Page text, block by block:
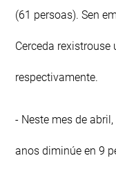
(61 persoas). Sen
Cerceda
respectivamente.
- Neste mes de
anos diminúe en 9